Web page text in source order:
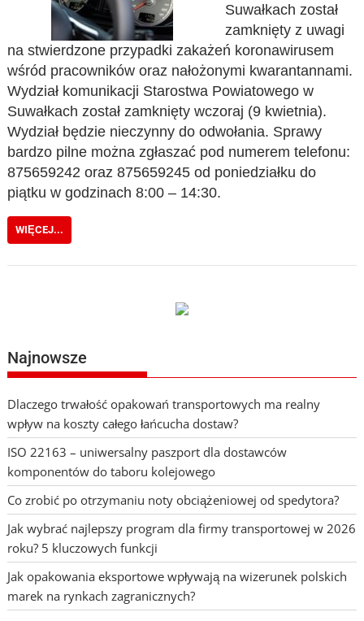
Suwałkach został
zamknięty z uwagi
na stwierdzone przypadki zakażeń koronawirusem
wśród pracowników oraz nałożonymi kwarantannami.
Wydział komunikacji Starostwa Powiatowego w
Suwałkach został zamknięty wczoraj (9 kwietnia).
Wydział będzie nieczynny do odwołania. Sprawy
bardzo pilne można zgłaszać pod numerem telefonu:
875659242 oraz 875659245 od poniedziałku do
piątku w godzinach 8:00 – 14:30.
WIĘCEJ...
Najnowsze
Dlaczego trwałość opakowań transportowych ma realny
wpływ na koszty całego łańcucha dostaw?
ISO 22163 – uniwersalny paszport dla dostawców
komponentów do taboru kolejowego
Co zrobić po otrzymaniu noty obciążeniowej od spedytora?
Jak wybrać najlepszy program dla firmy transportowej w 2026
roku? 5 kluczowych funkcji
Jak opakowania eksportowe wpływają na wizerunek polskich
marek na rynkach zagranicznych?